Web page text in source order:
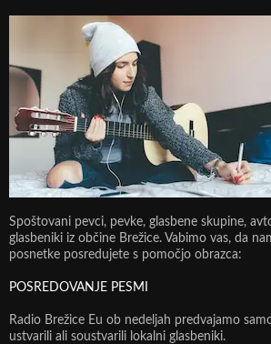
Spoštovani pevci, pevke, glasbene skupine,
glasbeniki iz občine Brežice. Vabimo vas, da
posnetke posredujete s pomočjo obrazca:
POSREDOVANJE PESMI
Radio Brežice Eu ob nedeljah predvajamo
ustvarili ali soustvarili lokalni glasbeniki.